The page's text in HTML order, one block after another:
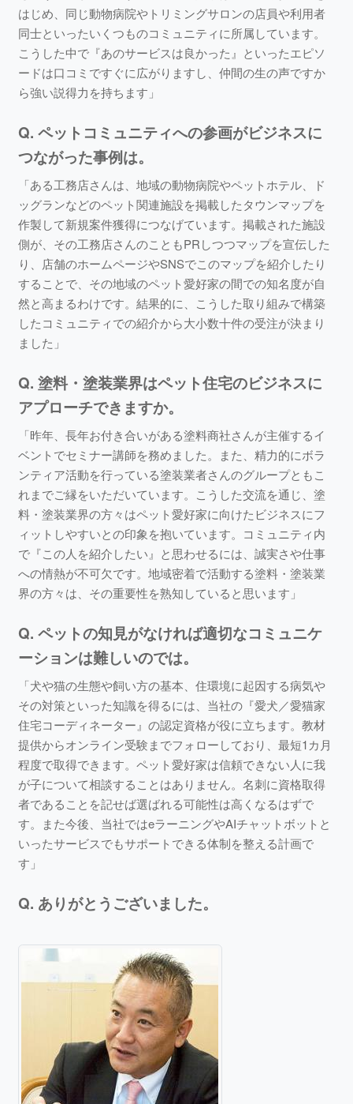
はじめ、同じ動物病院やトリミングサロンの店員や利用者
同士といったいくつものコミュニティに所属しています。
こうした中で『あのサービスは良かった』といったエピソ
ードは口コミですぐに広がりますし、仲間の生の声ですか
ら強い説得力を持ちます」
Q. ペットコミュニティへの参画がビジネスに
つながった事例は。
「ある工務店さんは、地域の動物病院やペットホテル、ド
ッグランなどのペット関連施設を掲載したタウンマップを
作製して新規案件獲得につなげています。掲載された施設
側が、その工務店さんのこともPRしつつマップを宣伝した
り、店舗のホームページやSNSでこのマップを紹介したり
することで、その地域のペット愛好家の間での知名度が自
然と高まるわけです。結果的に、こうした取り組みで構築
したコミュニティでの紹介から大小数十件の受注が決まり
ました」
Q. 塗料・塗装業界はペット住宅のビジネスに
アプローチできますか。
「昨年、長年お付き合いがある塗料商社さんが主催するイ
ベントでセミナー講師を務めました。また、精力的にボラ
ンティア活動を行っている塗装業者さんのグループともこ
れまでご縁をいただいています。こうした交流を通じ、塗
料・塗装業界の方々はペット愛好家に向けたビジネスにフ
ィットしやすいとの印象を抱いています。コミュニティ内
で『この人を紹介したい』と思わせるには、誠実さや仕事
への情熱が不可欠です。地域密着で活動する塗料・塗装業
界の方々は、その重要性を熟知していると思います」
Q. ペットの知見がなければ適切なコミュニケ
ーションは難しいのでは。
「犬や猫の生態や飼い方の基本、住環境に起因する病気や
その対策といった知識を得るには、当社の『愛犬／愛猫家
住宅コーディネーター』の認定資格が役に立ちます。教材
提供からオンライン受験までフォローしており、最短1カ月
程度で取得できます。ペット愛好家は信頼できない人に我
が子について相談することはありません。名刺に資格取得
者であることを記せば選ばれる可能性は高くなるはずで
す。また今後、当社ではeラーニングやAIチャットボットと
いったサービスでもサポートできる体制を整える計画で
す」
Q. ありがとうございました。